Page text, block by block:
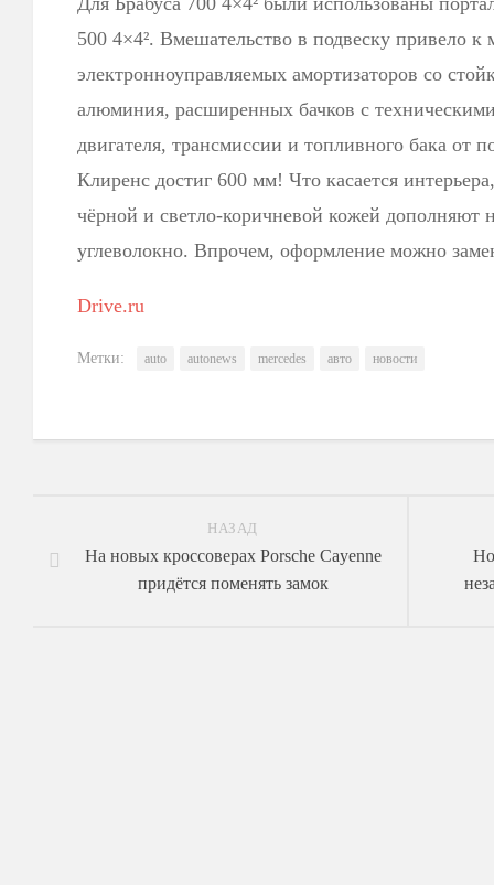
500 4×4². Вмешательство в подвеску привело к
электронноуправляемых амортизаторов со
алюминия, расширенных бачков с
двигателя, трансмиссии и топливного бака от
Клиренс достиг 600 мм! Что касается
чёрной и светло-коричневой кожей дополняют
углеволокно. Впрочем, оформление можно
Drive.ru
Метки: auto autonews mercedes авто новости
НАЗАД
На новых кроссоверах Porsche Cayenne
придётся поменять замок